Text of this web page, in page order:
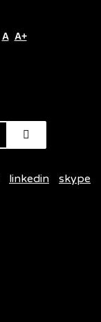
A A+
linkedin skype